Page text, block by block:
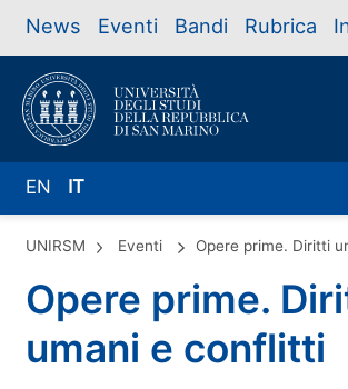
News Eventi Bandi Rubrica
EN IT
UNIRSM Eventi Opere prime. Diritti
Opere prime.
umani e conflitti